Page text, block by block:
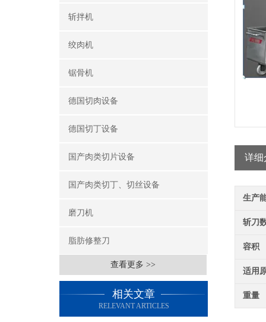
斩拌机
绞肉机
锯骨机
德国切肉设备
德国切丁设备
国产肉类切片设备
国产肉类切丁、切丝设备
磨刀机
脂肪修整刀
查看更多 >>
相关文章
RELEVANT ARTICLES
详细
生产
斩刀
容积
适用
重量